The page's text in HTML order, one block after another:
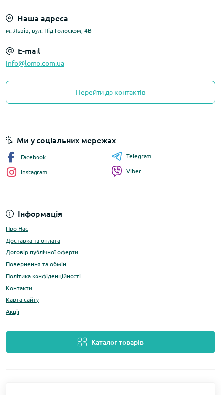
Наша адреса
м. Львів, вул. Під Голоском, 4В
E-mail
info@lomo.com.ua
Перейти до контактів
Інформація
Про Нас
Доставка та оплата
Договір публічної оферти
Повернення та обмін
Політика конфіденційності
Контакти
Карта сайту
Акції
Каталог товарів
Ми у соціальних мережах
Facebook
Instagram
Telegram
Viber